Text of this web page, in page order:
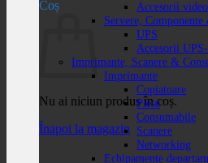
Coș
Nu ai niciun produs în coș.
Înapoi la magazin
Accesorii
Servere, Componente
UPS
Accesorii
Imprimante, Scanere &
Imprimante
Copiatoare
Piese
Consumabile
Scanere
Networking
Echipamente